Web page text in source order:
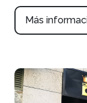
Más